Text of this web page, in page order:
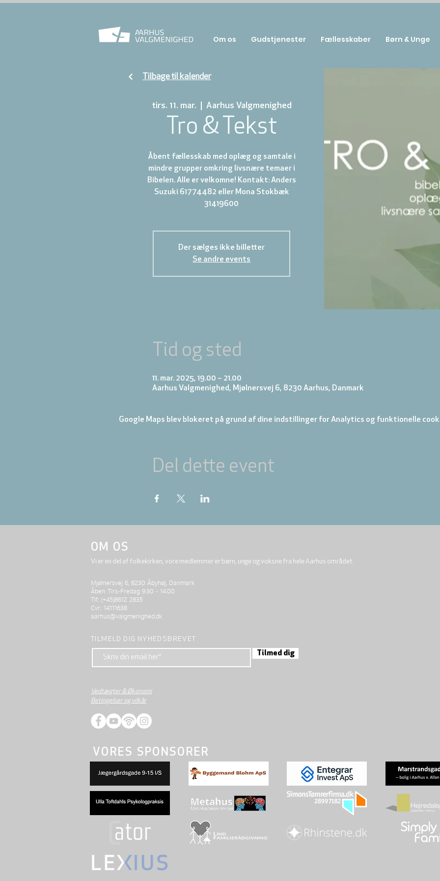
tirs. 11. mar. Aarhus Valgmenighed
Tro & Tekst
Åbent fællesskab med oplæg og samtale i
mindre grupper omkring livsnære temaer i
Bibelen. Alle er velkomne! Kontakt: Anders
Suzuki 61774482 eller Mona Stokbæk
31419600
Der sælges ikke billetter
Se andre events
Tid og sted
11. mar. 2025, 19.00 – 21.00
Aarhus Valgmenighed, Mjølnersvej 6, 8230 Aarhus, Danmark
Google Maps blev blokeret på grund af dine indstillinger for Analytics og funktionelle
Del dette event
Tilbage til kalender
Om os Gudstjenester Fællesskaber Børn & Unge
OM OS
Vi er en del af folkekirken, vore medlemmer er børn, unge og voksne fra hele Aarhus området.
Mjølnersvej 6, 8230 Åbyhøj, Danmark
Åben: Tirs-Fredag 9:30 - 14.00
Tlf.: (+45)8612 2835
Cvr.: 14111638
aarhus@valgmenighed.dk
TILMELD DIG NYHEDSBREVET
Tilmed dig
Vedtægter & Økonomi
Betingelser og vilkår
VORES SPONSORER